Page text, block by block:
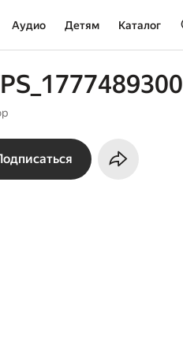
Аудио Детям Каталог